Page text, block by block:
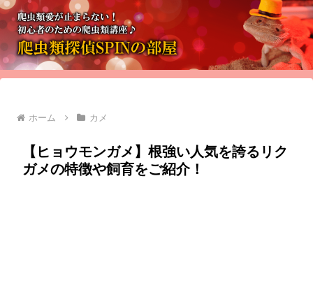
ホーム カメ
【ヒョウモンガメ】根強い人気を誇るリク
ガメの特徴や飼育をご紹介！